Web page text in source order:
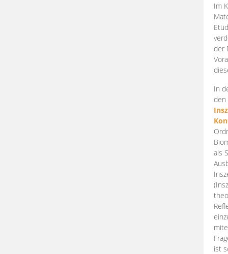
Im
der
In
den
als
ist